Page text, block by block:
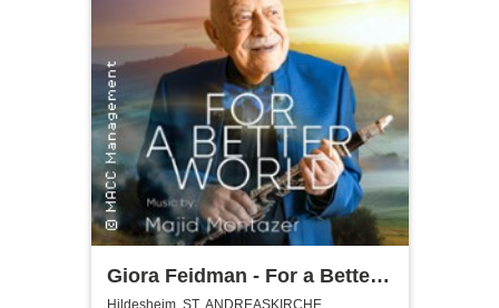
Giora Feidman - For a Better
Hildesheim, ST. ANDREASKIRCHE